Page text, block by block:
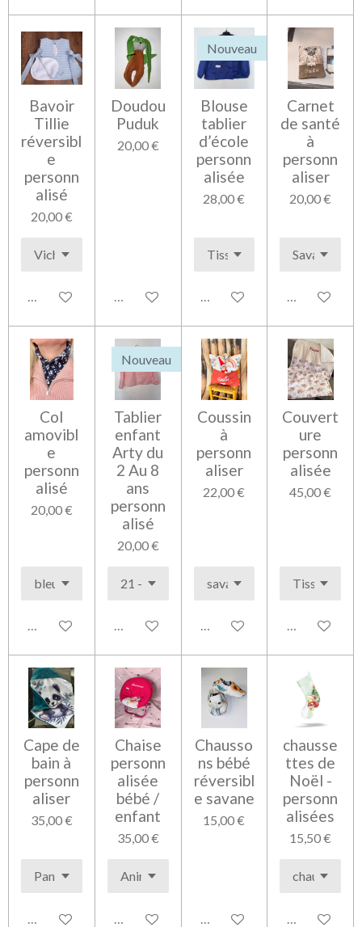
Bavoir
Tillie
réversibl
e
personn
alisé
20,00 €
Voir les détails
Doudou
Puduk
20,00 €
Ajouter au panier
Nouveau
Blouse
tablier
d’école
personn
alisée
28,00 €
Voir les détails
Carnet
de santé
à
personn
aliser
20,00 €
Voir les
Col
amovibl
e
personn
alisé
20,00 €
Voir les détails
Nouveau
Tablier
enfant
Arty du
2 Au 8
ans
personn
alisé
20,00 €
Voir les détails
Coussin
à
personn
aliser
22,00 €
Voir les détails
Couvert
ure
personn
alisée
45,00 €
Voir les
Cape de
bain à
personn
aliser
35,00 €
Voir les détails
Chaise
personn
alisée
bébé /
enfant
35,00 €
Voir les détails
Chausso
ns bébé
réversibl
e savane
15,00 €
Voir les détails
chausse
ttes de
Noël -
personn
alisées
15,50 €
Voir les